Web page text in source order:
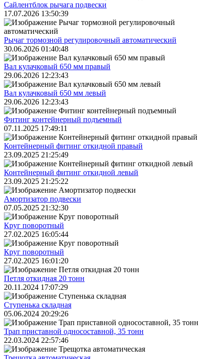
Сайлентблок рычага подвески
17.07.2026 13:50:39
Рычаг тормозной регулировочный автоматический
30.06.2026 01:40:48
Вал кулачковый 650 мм правый
29.06.2026 12:23:43
Вал кулачковый 650 мм левый
29.06.2026 12:23:43
Фитинг контейнерный подъемный
07.11.2025 17:49:11
Контейнерный фитинг откидной правый
23.09.2025 21:25:49
Контейнерный фитинг откидной левый
23.09.2025 21:25:22
Амортизатор подвески
07.05.2025 21:32:30
Круг поворотный
27.02.2025 16:05:44
Круг поворотный
27.02.2025 16:01:20
Петля откидная 20 тонн
20.11.2024 17:07:29
Ступенька складная
05.06.2024 20:29:26
Трап приставной односоставной, 35 тонн
22.03.2024 22:57:46